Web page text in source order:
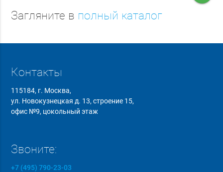
Загляните в полный каталог
Контакты
115184, г. Москва,
ул. Новокузнецкая д. 13, строение 15,
офис №9, цокольный этаж
Звоните:
+7 (495) 790-23-03